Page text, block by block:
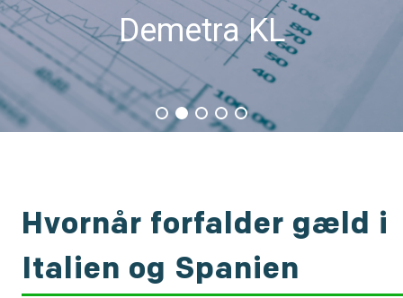
Demetra KL
Hvornår forfalder gæld i
Italien og Spanien